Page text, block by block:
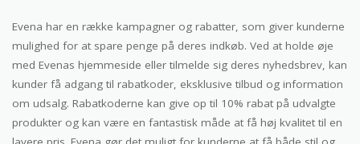
Evena har en række kampagner og rabatter, som giver kunderne
mulighed for at spare penge på deres indkøb. Ved at holde øje
med Evenas hjemmeside eller tilmelde sig deres nyhedsbrev, kan
kunder få adgang til rabatkoder, eksklusive tilbud og information
om udsalg. Rabatkoderne kan give op til 10% rabat på udvalgte
produkter og kan være en fantastisk måde at få høj kvalitet til en